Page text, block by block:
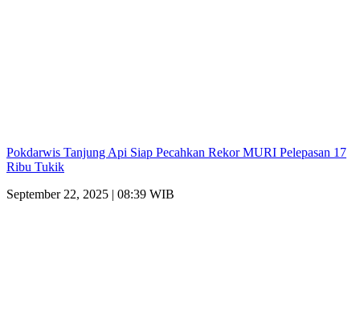
Pokdarwis Tanjung Api Siap Pecahkan Rekor MURI Pelepasan 17
Ribu Tukik
September 22, 2025 | 08:39 WIB